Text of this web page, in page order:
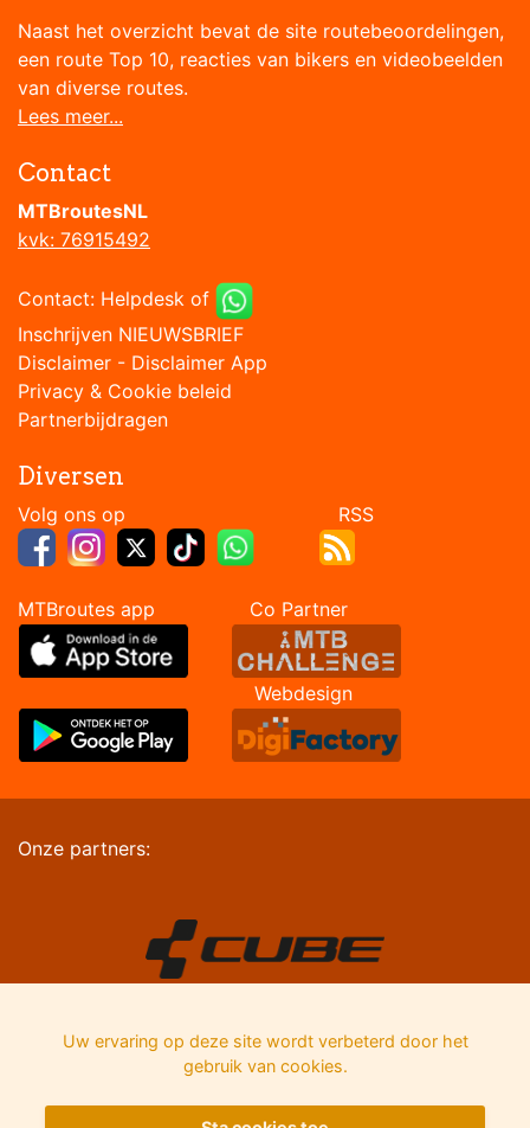
Naast het overzicht bevat de site routebeoordelingen,
een route Top 10, reacties van bikers en videobeelden
van diverse routes.
Lees meer...
Contact
MTBroutesNL
kvk: 76915492
Contact: Helpdesk of
Inschrijven NIEUWSBRIEF
Disclaimer - Disclaimer App
Privacy & Cookie beleid
Partnerbijdragen
Diversen
Volg ons op RSS
MTBroutes app Co Partner
Webdesign
Onze partners:
Uw ervaring op deze site wordt verbeterd door het
gebruik van cookies.